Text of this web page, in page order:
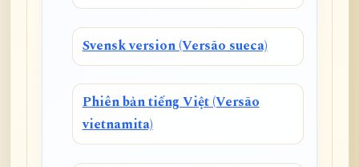
Svensk version (Versão sueca)
Phiên bản tiếng Việt (Versão
vietnamita)